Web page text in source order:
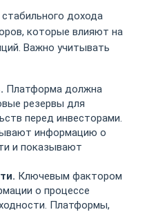
дохода
которые влияют на
Важно учитывать
Платформа должна
резервы для
перед инвесторами.
информацию о
и показывают
Ключевым фактором
о процессе
Платформы,